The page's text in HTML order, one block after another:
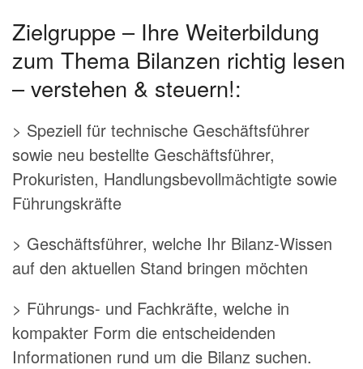
Zielgruppe – Ihre Weiterbildung
zum Thema Bilanzen richtig lesen
– verstehen & steuern!:
> Speziell für technische Geschäftsführer
sowie neu bestellte Geschäftsführer,
Prokuristen, Handlungsbevollmächtigte sowie
Führungskräfte
> Geschäftsführer, welche Ihr Bilanz-Wissen
auf den aktuellen Stand bringen möchten
> Führungs- und Fachkräfte, welche in
kompakter Form die entscheidenden
Informationen rund um die Bilanz suchen.